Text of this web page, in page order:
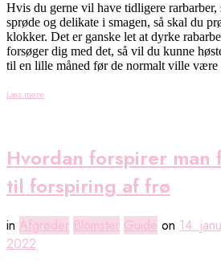
Hvis du gerne vil have tidligere
sprøde og delikate i smagen, så skal du
klokker. Det er ganske let at dyrke
forsøger dig med det, så vil du kunne
til en lille måned før de normalt ville
Læs mere
Hvordan forspirer man
til forspiring af frø
in Afgrøder Blomster Guide on 14.
2022